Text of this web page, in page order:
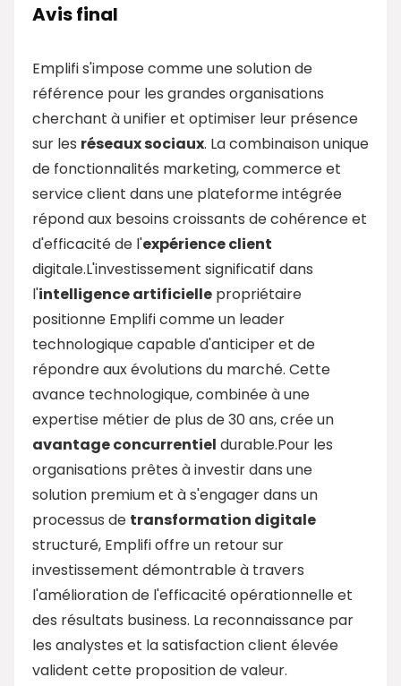
Avis final
Emplifi s'impose comme une solution de
référence pour les grandes organisations
cherchant à unifier et optimiser leur présence
sur les réseaux sociaux. La combinaison unique
de fonctionnalités marketing, commerce et
service client dans une plateforme intégrée
répond aux besoins croissants de cohérence et
d'efficacité de l'expérience client
digitale.L'investissement significatif dans
l'intelligence artificielle propriétaire
positionne Emplifi comme un leader
technologique capable d'anticiper et de
répondre aux évolutions du marché. Cette
avance technologique, combinée à une
expertise métier de plus de 30 ans, crée un
avantage concurrentiel durable.Pour les
organisations prêtes à investir dans une
solution premium et à s'engager dans un
processus de transformation digitale
structuré, Emplifi offre un retour sur
investissement démontrable à travers
l'amélioration de l'efficacité opérationnelle et
des résultats business. La reconnaissance par
les analystes et la satisfaction client élevée
valident cette proposition de valeur.